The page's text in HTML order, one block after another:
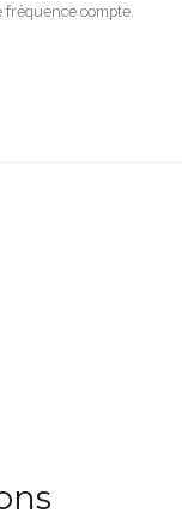
compte.